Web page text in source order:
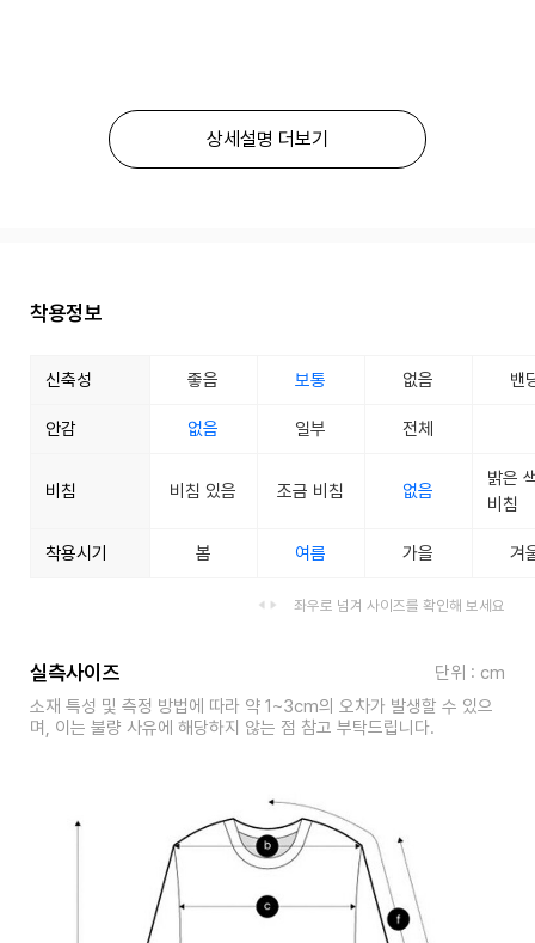
상세설명 더보기
착용정보
신축성 좋음 보통 없음 밴
안감 없음 일부 전체
비침 비침 있음 조금 비침 없음
밝은
비침
착용시기 봄 여름 가을 겨
좌우로 넘겨 사이즈를 확인해 보세요
실측사이즈
단위 : cm
소재 특성 및 측정 방법에 따라 약 1~3cm의 오차가 발생할 수 있으
며, 이는 불량 사유에 해당하지 않는 점 참고 부탁드립니다.